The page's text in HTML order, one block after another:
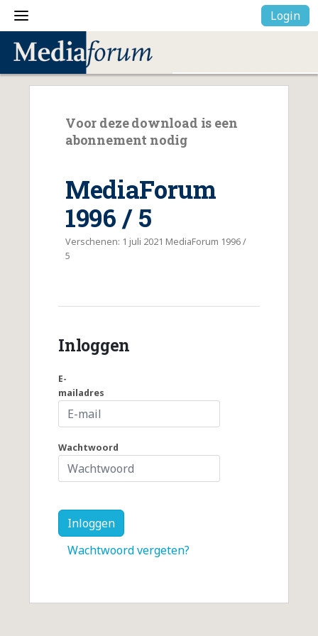
Login
Voor deze download is een
abonnement nodig
MediaForum
1996 / 5
Verschenen: 1 juli 2021 MediaForum 1996 /
5
Inloggen
E-
mailadres
Wachtwoord
Wachtwoord vergeten?